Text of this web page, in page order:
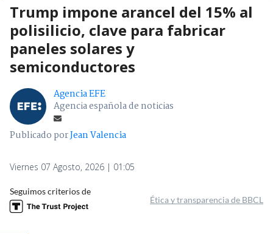
Trump impone arancel del 15% al
polisilicio, clave para fabricar
paneles solares y
semiconductores
Agencia EFE
Agencia española de noticias
Publicado porJean Valencia
Viernes 07 Agosto, 2026 | 01:05
Seguimos criterios de
Ética y transparencia de BBCL